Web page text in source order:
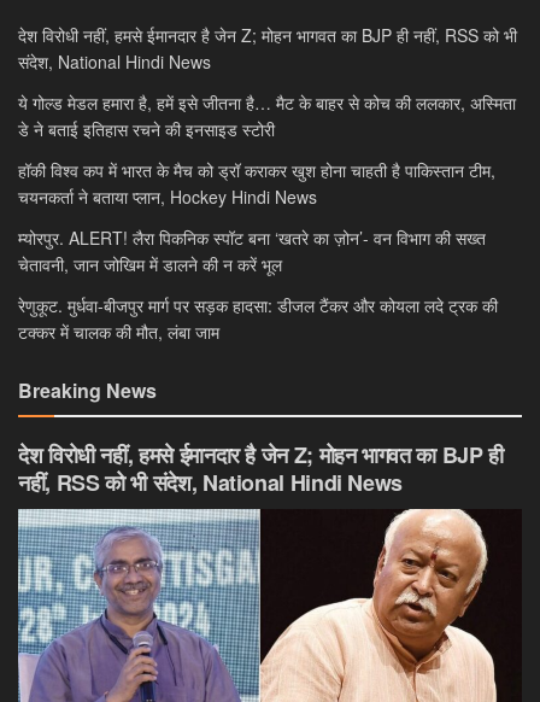
देश विरोधी नहीं, हमसे ईमानदार है जेन Z; मोहन भागवत का BJP ही नहीं, RSS को भी
संदेश, National Hindi News
ये गोल्ड मेडल हमारा है, हमें इसे जीतना है… मैट के बाहर से कोच की ललकार, अस्मिता
डे ने बताई इतिहास रचने की इनसाइड स्टोरी
हॉकी विश्व कप में भारत के मैच को ड्रॉ कराकर खुश होना चाहती है पाकिस्तान टीम,
चयनकर्ता ने बताया प्लान, Hockey Hindi News
म्योरपुर. ALERT! लैरा पिकनिक स्पॉट बना ‘खतरे का ज़ोन’- वन विभाग की सख्त
चेतावनी, जान जोखिम में डालने की न करें भूल
रेणुकूट. मुर्धवा-बीजपुर मार्ग पर सड़क हादसा: डीजल टैंकर और कोयला लदे ट्रक की
टक्कर में चालक की मौत, लंबा जाम
Breaking News
देश विरोधी नहीं, हमसे ईमानदार है जेन Z; मोहन भागवत का BJP ही
नहीं, RSS को भी संदेश, National Hindi News